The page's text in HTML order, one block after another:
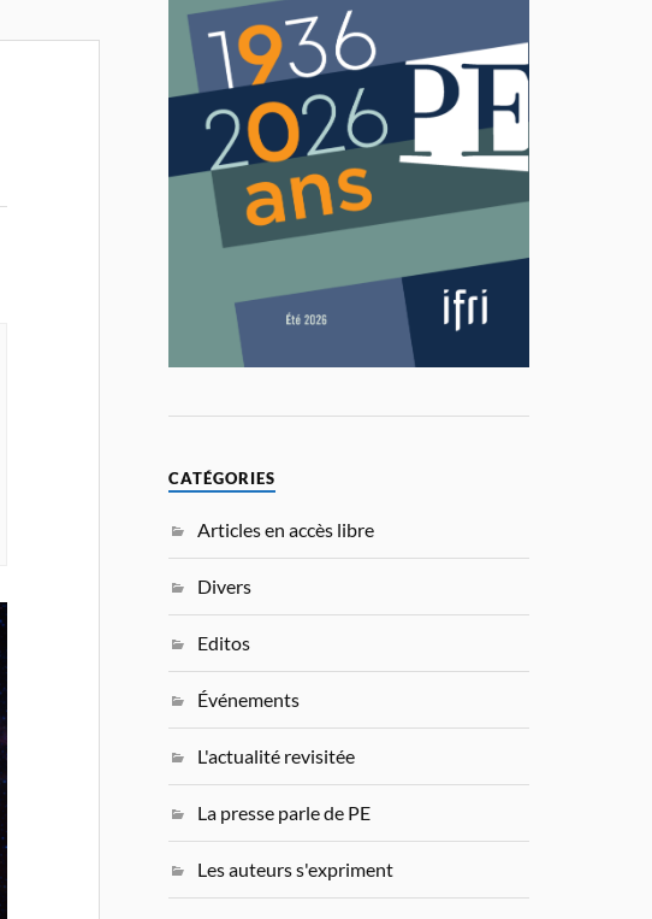
CATÉGORIES
Articles en accès libre
Divers
Editos
Événements
L'actualité revisitée
La presse parle de PE
Les auteurs s'expriment